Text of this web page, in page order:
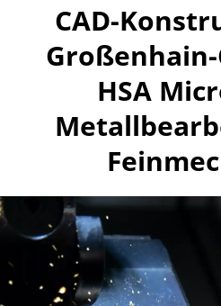
CAD-
HSA